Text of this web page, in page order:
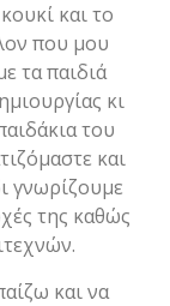
και το
που μου
τα παιδιά
κι
του
και
γνωρίζουμε
της καθώς
και να